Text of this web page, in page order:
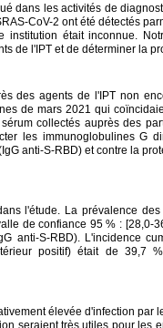
dans les activités de
CoV-2 ont été détectés
institution était inconnue.
de l'IPT et de déterminer la
des agents de l'IPT non
de mars 2021 qui
collectés auprès des
les immunoglobulines G
anti-S-RBD) et contre la
l'étude. La prévalence
de confiance 95 % : [28,0-
anti-S-RBD). L'incidence
positif) était de 39,7
élevée d'infection par
seraient très utiles pour les